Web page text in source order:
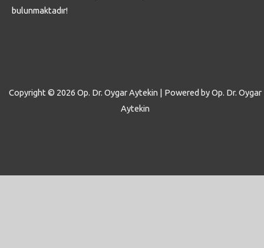
bulunmaktadır!
Copyright © 2026 Op. Dr. Oygar Aytekin | Powered by Op. Dr. Oygar
Aytekin